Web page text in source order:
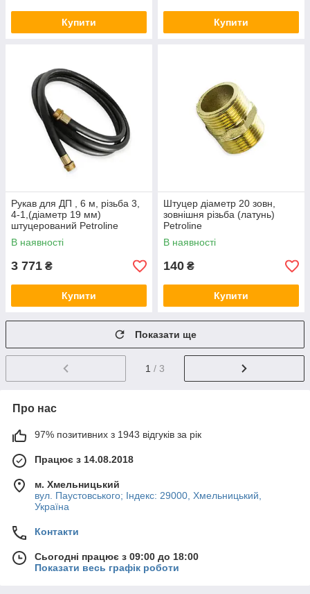
Купити Купити
Рукав для ДП , 6 м, різьба 3,
4-1,(діаметр 19 мм)
штуцерований Petroline
В наявності
3 771 ₴
Купити
Штуцер діаметр 20 зовн,
зовнішня різьба (латунь)
Petroline
В наявності
140 ₴
Купити
Показати ще
1 / 3
Про нас
97% позитивних з 1943 відгуків за рік
Працює з 14.08.2018
м. Хмельницький
вул. Паустовського; Індекс: 29000, Хмельницький,
Україна
Контакти
Сьогодні працює з 09:00 до 18:00
Показати весь графік роботи